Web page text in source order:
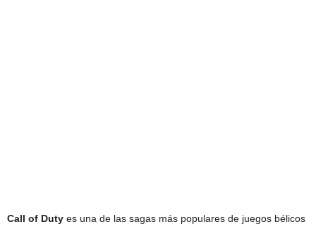
Call of Duty es una de las sagas más populares de juegos bélicos